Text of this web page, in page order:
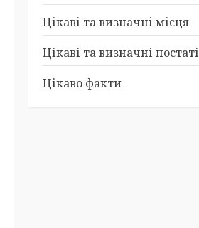
Цікаві та визначні місця
Цікаві та визначні постаті
Цікаво факти